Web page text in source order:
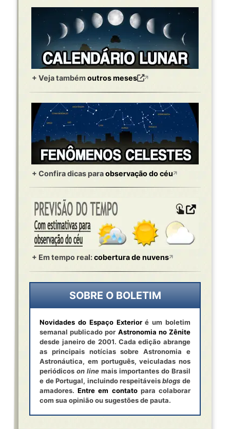
+ Veja tambémoutros meses
+ Confira dicas paraobservação do céu
+ Em tempo real:cobertura de nuvens
SOBRE O BOLETIM
Novidades do Espaço Exterioré um boletim
semanal publicado por Astronomia no Zênite
desde janeiro de 2001. Cada edição abrange
as principais notícias sobre Astronomia e
Astronáutica, em português, veiculadas nos
periódicoson line mais importantes do Brasil
e de Portugal, incluindo respeitáveisblogs de
amadores.Entre em contatopara colaborar
com sua opinião ou sugestões de pauta.